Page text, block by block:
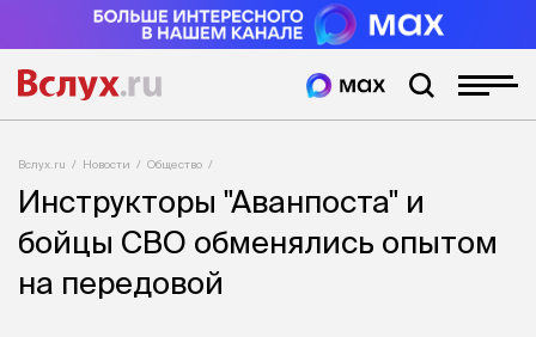
Вслух.ru Новости Общество
Инструкторы "Аванпоста" и
бойцы СВО обменялись опытом
на передовой